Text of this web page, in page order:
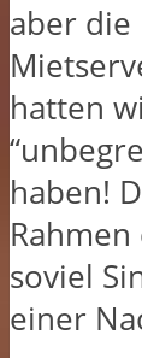
aber die
hatten
haben!
soviel
einer